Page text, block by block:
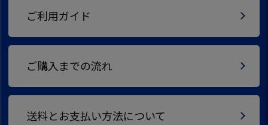
ご利用ガイド
ご購入までの流れ
送料とお支払い方法について